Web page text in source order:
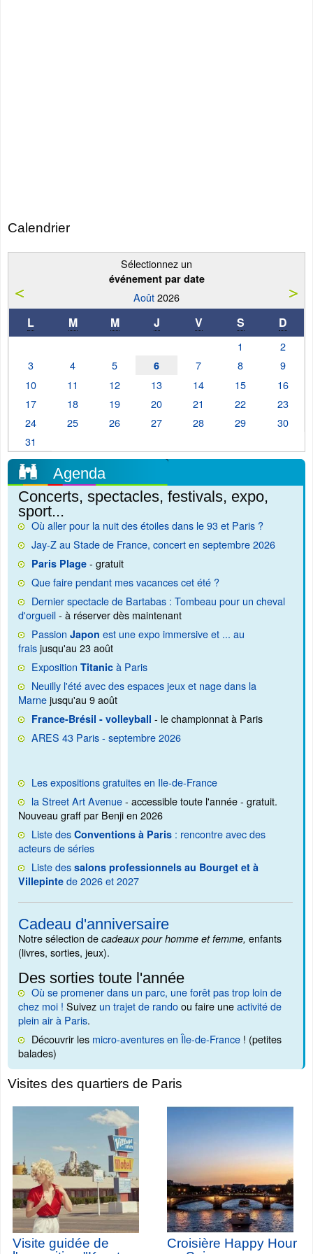
Calendrier
Sélectionnez un
événement par date
Août2026
L M M J V S D
1
2
3
4 5 6 7 8
9
10
11 12 13 14 15
16
17
18 19 20 21 22
23
24
25 26 27 28 29
30
31
Agenda
Concerts, spectacles, festivals, expo,
sport...
Où aller pour la nuit des étoiles dans le 93 et Paris ?
Jay-Z au Stade de France, concert en septembre 2026
Paris Plage - gratuit
Que faire pendant mes vacances cet été ?
Dernier spectacle de Bartabas : Tombeau pour un cheval
d'orgueil- à réserver dès maintenant
Passion Japon est une expo immersive et ... au
fraisjusqu'au 23 août
Exposition Titanic à Paris
Neuilly l'été avec des espaces jeux et nage dans la
Marnejusqu'au 9 août
France-Brésil - volleyball - le championnat à Paris
ARES 43 Paris - septembre 2026
Les expositions gratuites en Ile-de-France
la Street Art Avenue- accessible toute l'année - gratuit.
Nouveau graff par Benji en 2026
Liste des Conventions à Paris : rencontre avec des
acteurs de séries
Liste des salons professionnels au Bourget et à
Villepinte de 2026 et 2027
Cadeau d'anniversaire
Notre sélection de cadeaux pour homme et femme, enfants
(livres, sorties, jeux).
Des sorties toute l'année
Où se promener dans un parc, une forêt pas trop loin de
chez moi ! Suivez un trajet de randoou faire uneactivité de
plein air à Paris.
Découvrir les micro-aventures en Île-de-France ! (petites
balades)
Visites des quartiers de Paris
Visite guidée de
Croisière Happy Hour